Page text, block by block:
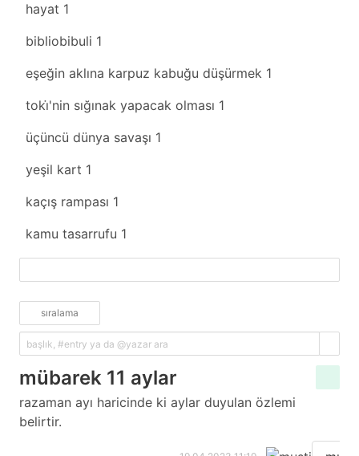
hayat 1
bibliobibuli 1
eşeğin aklına karpuz kabuğu düşürmek 1
toki̇'nin sığınak yapacak olması 1
üçüncü dünya savaşı 1
yeşil kart 1
kaçış rampası 1
kamu tasarrufu 1
sıralama
mübarek 11 aylar
razaman ayı haricinde ki aylar duyulan özlemi
belirtir.